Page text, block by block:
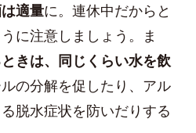
適量に。連休中だからと
に注意しましょう。ま
きは、同じくらい水を飲
の分解を促したり、アル
脱水症状を防いだりする